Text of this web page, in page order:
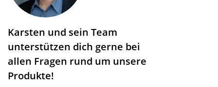
Karsten und sein Team
unterstützen dich gerne bei
allen Fragen rund um unsere
Produkte!